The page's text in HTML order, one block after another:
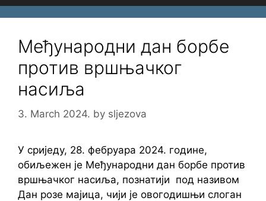
Међународни дан борбе
против вршњачког
насиља
3. March 2024. by sljezova
У сриједу, 28. фебруара 2024. године,
обиљежен је Међународни дан борбе против
вршњачког насиља, познатији под називом
Дан розе мајица, чији је овогодишњи слоган